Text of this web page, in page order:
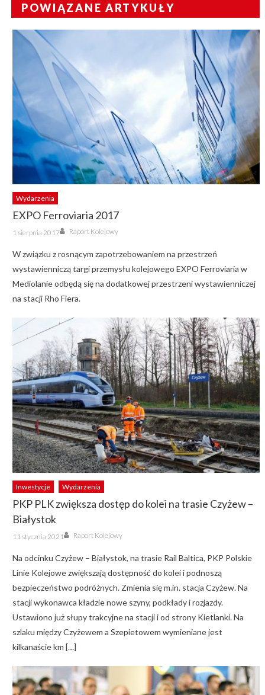
POWIĄZANE ARTYKUŁY
Wydarzenia
EXPO Ferroviaria 2017
Posted
on
1 sierpnia 2017 Author
Raport Kolejowy
W związku z rosnącym zapotrzebowaniem na przestrzeń
wystawienniczą targi przemysłu kolejowego EXPO Ferroviaria w
Mediolanie odbędą się na dodatkowej przestrzeni wystawienniczej
na stacji Rho Fiera.
Inwestycje Wydarzenia
PKP PLK zwiększa dostęp do kolei na trasie Czyżew –
Białystok
Posted
on
11 stycznia 2021 Author
Raport Kolejowy
Na odcinku Czyżew – Białystok, na trasie Rail Baltica, PKP Polskie
Linie Kolejowe zwiększają dostępność do kolei i podnoszą
bezpieczeństwo podróżnych. Zmienia się m.in. stacja Czyżew. Na
stacji wykonawca kładzie nowe szyny, podkłady i rozjazdy.
Ustawiono już słupy trakcyjne na stacji i od strony Kietlanki. Na
szlaku między Czyżewem a Szepietowem wymieniane jest
kilkanaście km […]